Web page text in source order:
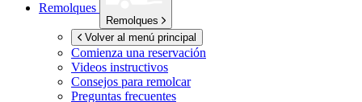
Remolques
Remolques
Volver al menú principal
Comienza una reservación
Videos instructivos
Consejos para remolcar
Preguntas frecuentes